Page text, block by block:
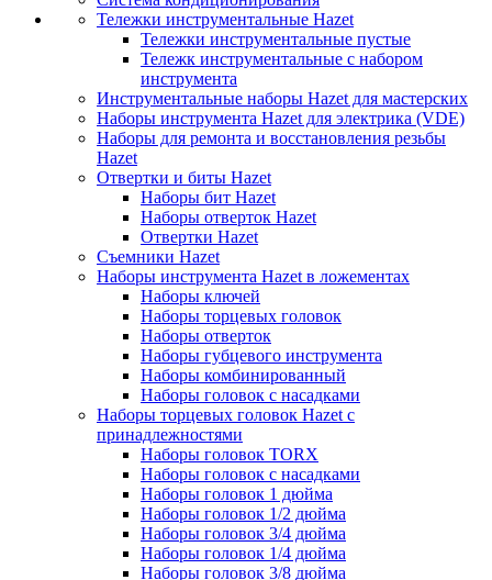
Тележки инструментальные Hazet
Тележки инструментальные пустые
Тележк инструментальные с набором
инструмента
Инструментальные наборы Hazet для мастерских
Наборы инструмента Hazet для электрика (VDE)
Наборы для ремонта и восстановления резьбы
Hazet
Отвертки и биты Hazet
Наборы бит Hazet
Наборы отверток Hazet
Отвертки Hazet
Съемники Hazet
Наборы инструмента Hazet в ложементах
Наборы ключей
Наборы торцевых головок
Наборы отверток
Наборы губцевого инструмента
Наборы комбинированный
Наборы головок с насадками
Наборы торцевых головок Hazet с
принадлежностями
Наборы головок TORX
Наборы головок с насадками
Наборы головок 1 дюйма
Наборы головок 1/2 дюйма
Наборы головок 3/4 дюйма
Наборы головок 1/4 дюйма
Наборы головок 3/8 дюйма